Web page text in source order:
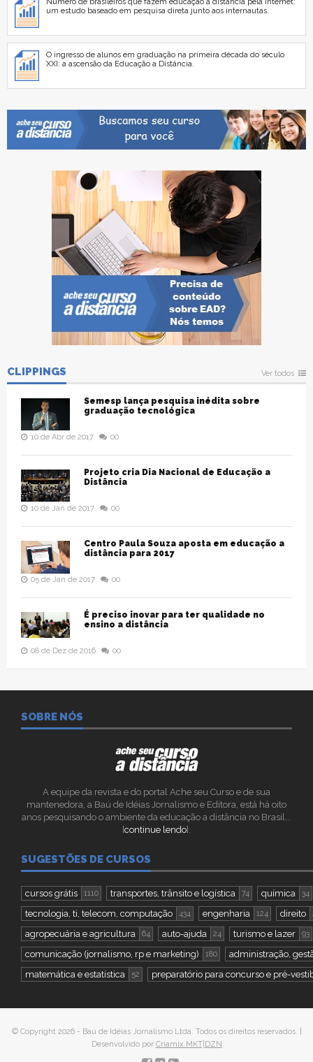
um estudo baseado em pesquisa direta junto aos internautas.
O ingresso de alunos em graduação na primeira década do século
XXI: a ascensão da Educação a Distância.
CLIPPINGS Ver todos
Semesp lança pesquisa inédita sobre
graduação tecnológica
10 de Abr de 2017 00
Projeto cria Dia Nacional de Educação a
Distância
10 de Jan de 2017 00
Centro Paula Souza aposta em educação a
distância para 2017
05 de Jan de 2017 00
É preciso inovar para ter qualidade no
ensino a distância
08 de Dez de 2016 00
SOBRE NÓS
A equipe da revista e do portal Ache seu Curso e de sua
mantenedora, a Baú de Idéias Jornalismo e Editora, está há oito
anos pesquisando o ambiente da educação a distância no Brasil...
[continue lendo].
SUGESTÕES DE CURSOS
cursos grátis 1110 transportes, trânsito e logística 74 química 34
tecnologia, ti, telecom, computação 434 engenharia 124 direito
agropecuária e agricultura 64 auto-ajuda 24 turismo e lazer 93
comunicação (jornalismo, rp e marketing) 180
administração,
matemática e estatística
52 preparatório para concurso e pré-
© Copyright 2026 - Baú de Idéias Jornalismo Ltda. Todos os direitos reservados. |
Desenvolvido por Criamix MKT|DZN